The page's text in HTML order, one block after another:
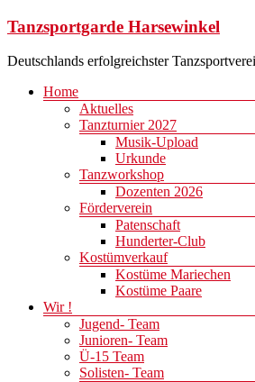
Zum
springen
Tanzsportgarde Harsewinkel
Deutschlands erfolgreichster
Menü
Home
Aktuelles
Tanzturnier 2027
Musik-Upload
Urkunde
Tanzworkshop
Dozenten 2026
Förderverein
Patenschaft
Hunderter-Club
Kostümverkauf
Kostüme Mariechen
Kostüme Paare
Wir !
Jugend- Team
Junioren- Team
Ü-15 Team
Solisten- Team